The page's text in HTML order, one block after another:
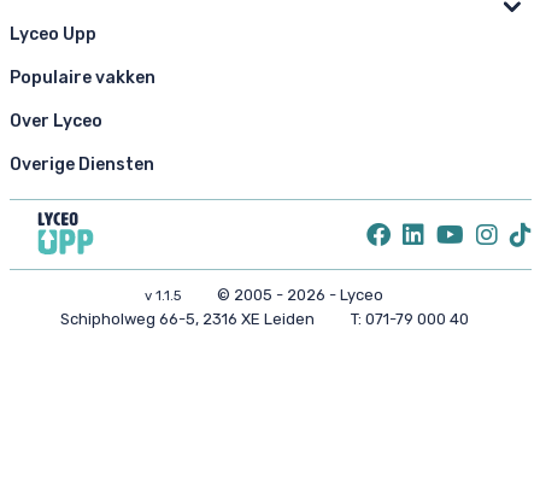
Lyceo Upp
Populaire vakken
Over Lyceo
Overige Diensten
v 1.1.5
© 2005 - 2026 - Lyceo
Schipholweg 66-5, 2316 XE Leiden
T: 071-79 000 40